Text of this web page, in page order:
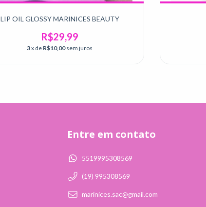
LIP OIL GLOSSY MARINICES BEAUTY
R$29,99
3x de R$10,00sem juros
Entre em contato
5519995308569
(19) 995308569
marinices.sac@gmail.com